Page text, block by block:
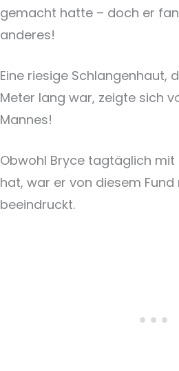
gemacht hatte – doch er
anderes!
Eine riesige Schlangenhaut,
Meter lang war, zeigte sich
Mannes!
Obwohl Bryce tagtäglich mit
hat, war er von diesem Fund
beeindruckt.